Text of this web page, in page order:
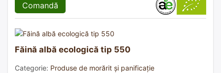
Comandă
Făină albă ecologică tip 550
Categorie: Produse de morărit și panificație